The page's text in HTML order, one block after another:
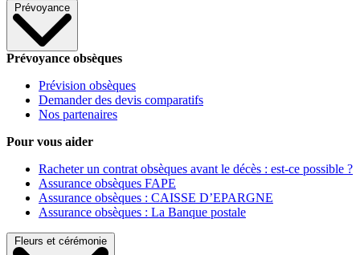
Prévoyance
Prévoyance obsèques
Prévision obsèques
Demander des devis comparatifs
Nos partenaires
Pour vous aider
Racheter un contrat obsèques avant le décès : est-ce possible ?
Assurance obsèques FAPE
Assurance obsèques : CAISSE D’EPARGNE
Assurance obsèques : La Banque postale
Fleurs et cérémonie